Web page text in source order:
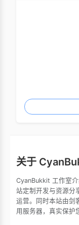
关于
CyanBukkit 工作室
站定制开发与资源分
运营。同时本站由剑
用服务器，真实保护